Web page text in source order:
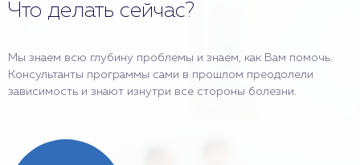
Что делать сейчас?
Мы знаем всю глубину проблемы и знаем, как Вам помочь.
Консультанты программы сами в прошлом преодолели
зависимость и знают изнутри все стороны болезни.